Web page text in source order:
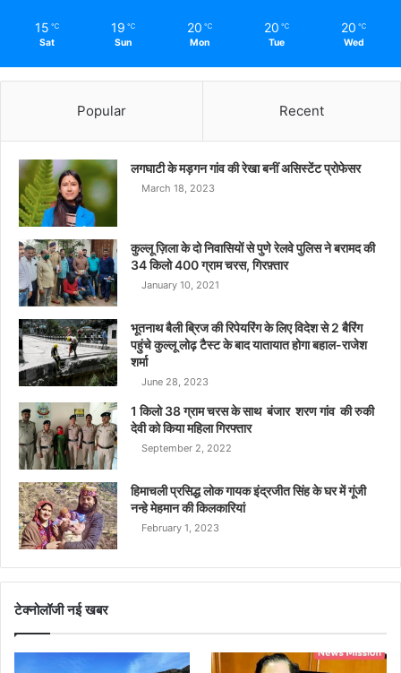
15 ℃
Sat
19 ℃
Sun
20 ℃
Mon
20 ℃
Tue
20 ℃
Wed
Popular Recent
लगघाटी के मड़गन गांव की रेखा बनीं असिस्टेंट प्रोफेसर
March 18, 2023
कुल्लू ज़िला के दो निवासियों से पुणे रेलवे पुलिस ने बरामद की
34 किलो 400 ग्राम चरस, गिरफ़्तार
January 10, 2021
भूतनाथ बैली ब्रिज की रिपेयरिंग के लिए विदेश से 2 बैरिंग
पहुंचे कुल्लू लोढ़ टैस्ट के बाद यातायात होगा बहाल-राजेश
शर्मा
June 28, 2023
1 किलो 38 ग्राम चरस के साथ बंजार शरण गांव की रुकी
देवी को किया महिला गिरफ्तार
September 2, 2022
हिमाचली प्रसिद्ध लोक गायक इंद्रजीत सिंह के घर में गूंजी
नन्हे मेहमान की किलकारियां
February 1, 2023
टेक्नोलॉजी नई खबर